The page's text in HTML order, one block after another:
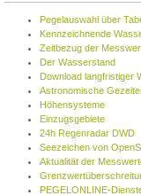
Pegelauswahl über
Kennzeichnende
Zeitbezug der
Der Wasserstand
Download langfristiger
Astronomische
Höhensysteme
Einzugsgebiete
24h Regenradar DWD
Seezeichen von
Aktualität der
PEGELONLINE-